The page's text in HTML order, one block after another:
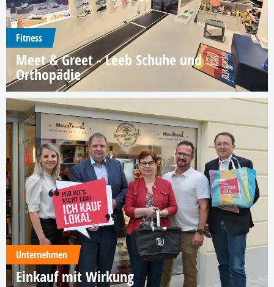
Fitness
Meet & Greet - Leeb Schuhe und
Orthopädie
Unternehmen
Einkauf mit Wirkung